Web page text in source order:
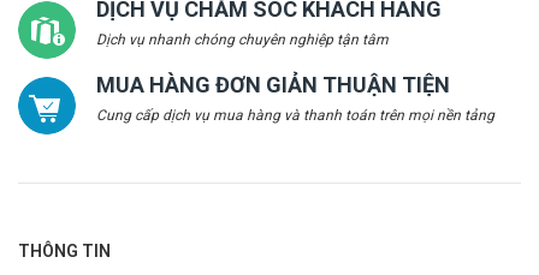
DỊCH VỤ CHĂM SÓC KHÁCH HÀNG
Dịch vụ nhanh chóng chuyên nghiệp tận tâm
MUA HÀNG ĐƠN GIẢN THUẬN TIỆN
Cung cấp dịch vụ mua hàng và thanh toán trên mọi nền tảng
THÔNG TIN